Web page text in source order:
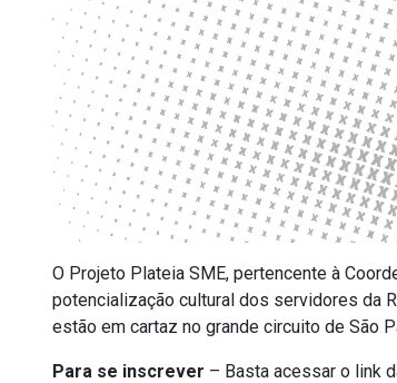
O Projeto Plateia SME, pertencente à
potencialização cultural dos servidores da
estão em cartaz no grande circuito de São
Para se inscrever – Basta acessar o link